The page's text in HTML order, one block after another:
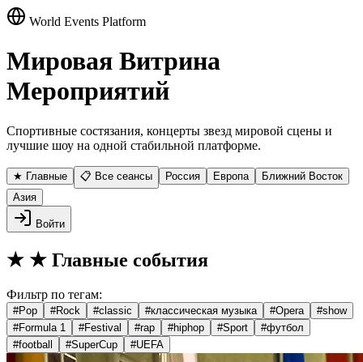
World Events Platform
Мировая Витрина
Мероприятий
Спортивные состязания, концерты звезд мировой сцены и
лучшие шоу на одной стабильной платформе.
★ Главные 📋 Все сеансы Россия Европа
Ближний Восток
Азия
Войти
★ ★ Главные события
Фильтр по тегам:
#Pop #Rock #classic #классическая музыка #Opera #show
#Formula 1 #Festival #rap #hiphop #Sport #футбол
#football #SuperCup #UEFA